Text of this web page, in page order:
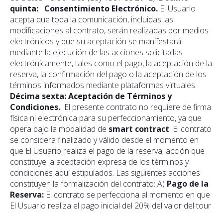
quinta: Consentimiento Electrónico. El Usuario
acepta que toda la comunicación, incluidas las
modificaciones al contrato, serán realizadas por medios
electrónicos y que su aceptación se manifestará
mediante la ejecución de las acciones solicitadas
electrónicamente, tales como el pago, la aceptación de la
reserva, la confirmación del pago o la aceptación de los
términos informados mediante plataformas virtuales.
Décima sexta: Aceptación de Términos y
Condiciones. El presente contrato no requiere de firma
física ni electrónica para su perfeccionamiento, ya que
opera bajo la modalidad de smart contract. El contrato
se considera finalizado y válido desde el momento en
que El Usuario realiza el pago de la reserva, acción que
constituye la aceptación expresa de los términos y
condiciones aquí estipulados. Las siguientes acciones
constituyen la formalización del contrato: A) Pago de la
Reserva: El contrato se perfecciona al momento en que
El Usuario realiza el pago inicial del 20% del valor del tour